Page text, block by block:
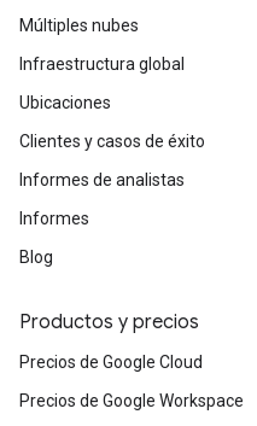
Múltiples nubes
Infraestructura global
Ubicaciones
Clientes y casos de éxito
Informes de analistas
Informes
Blog
Productos y precios
Precios de Google Cloud
Precios de Google Workspace